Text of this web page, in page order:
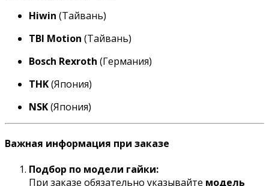
Hiwin (Тайвань)
TBI Motion (Тайвань)
Bosch Rexroth (Германия)
THK(Япония)
NSK(Япония)
Важная информация при заказе
Подбор по модели гайки:
При заказе обязательно указывайте модель